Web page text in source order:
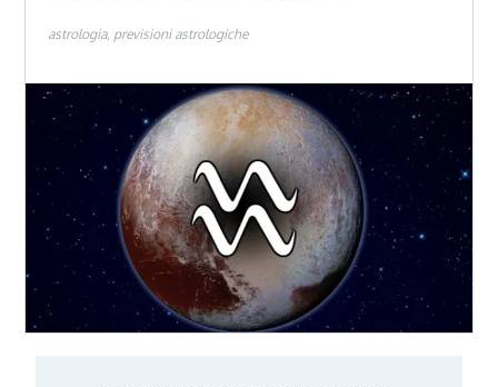
astrologia previsioni astrologiche